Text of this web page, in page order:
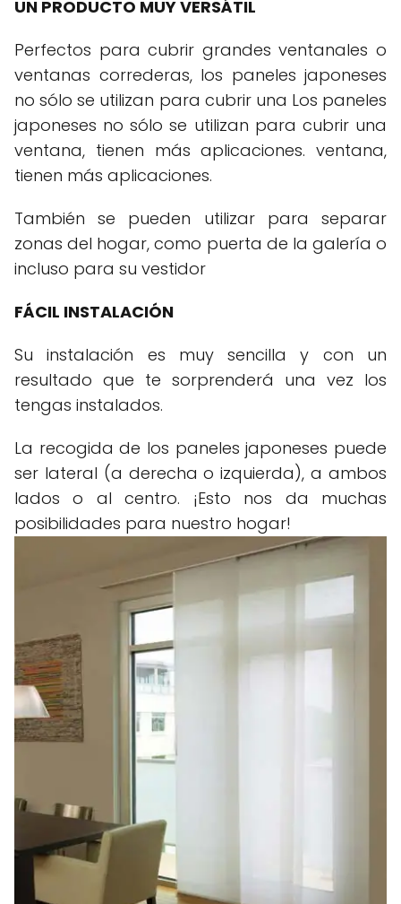
UN PRODUCTO MUY VERSÁTIL
Perfectos para cubrir grandes ventanales o
ventanas correderas, los paneles japoneses
no sólo se utilizan para cubrir una Los paneles
japoneses no sólo se utilizan para cubrir una
ventana, tienen más aplicaciones. ventana,
tienen más aplicaciones.
También se pueden utilizar para separar
zonas del hogar, como puerta de la galería o
incluso para su vestidor
FÁCIL INSTALACIÓN
Su instalación es muy sencilla y con un
resultado que te sorprenderá una vez los
tengas instalados.
La recogida de los paneles japoneses puede
ser lateral (a derecha o izquierda), a ambos
lados o al centro. ¡Esto nos da muchas
posibilidades para nuestro hogar!